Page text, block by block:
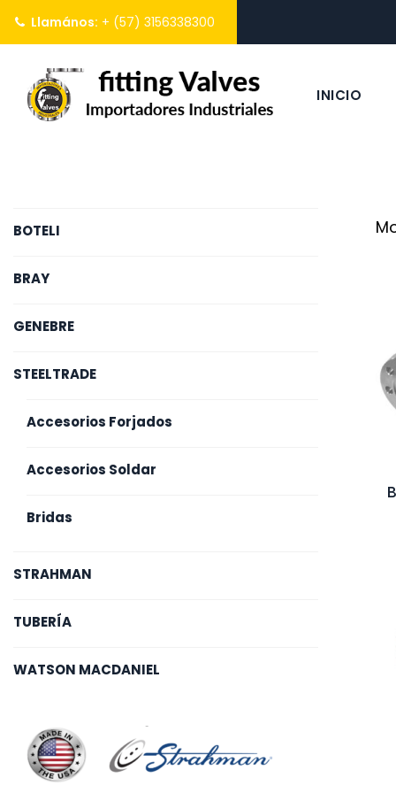
Llamános: + (57) 3156338300
INICIO
BOTELI
BRAY
GENEBRE
STEELTRADE
Accesorios Forjados
Accesorios Soldar
Bridas
STRAHMAN
TUBERÍA
WATSON MACDANIEL